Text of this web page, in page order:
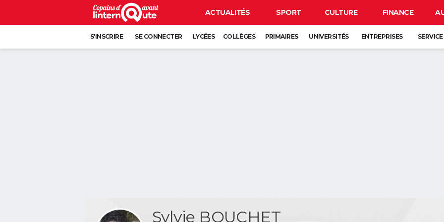
ACTUALITÉS SPORT CULTURE FINANCE
S'INSCRIRE SE CONNECTER LYCÉES COLLÈGES PRIMAIRES UNIVERSITÉS ENTREPRISES
Sylvie BOUCHET